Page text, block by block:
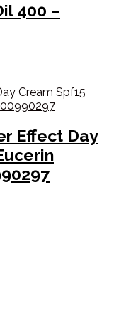
400 –
Effect Day